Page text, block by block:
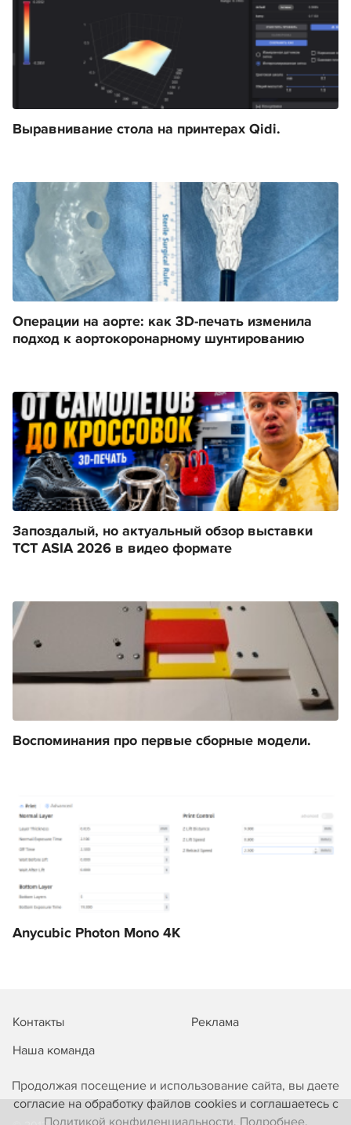
Продолжая посещение и использование сайта, вы даете
согласие на обработку файлов cookies и соглашаетесь с
Политикой конфиденциальности. Подробнее.
Выравнивание стола на принтерах Qidi.
Операции на аорте: как 3D-печать изменила
подход к аортокоронарному шунтированию
Запоздалый, но актуальный обзор выставки
TCT ASIA 2026 в видео формате
Воспоминания про первые сборные модели.
Anycubic Photon Mono 4K
Контакты
Реклама
Наша команда